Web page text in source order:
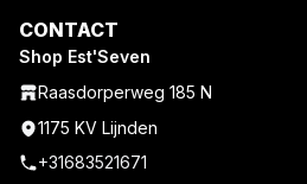
CONTACT
Shop Est'Seven
Raasdorperweg 185 N
1175 KV Lijnden
+31683521671